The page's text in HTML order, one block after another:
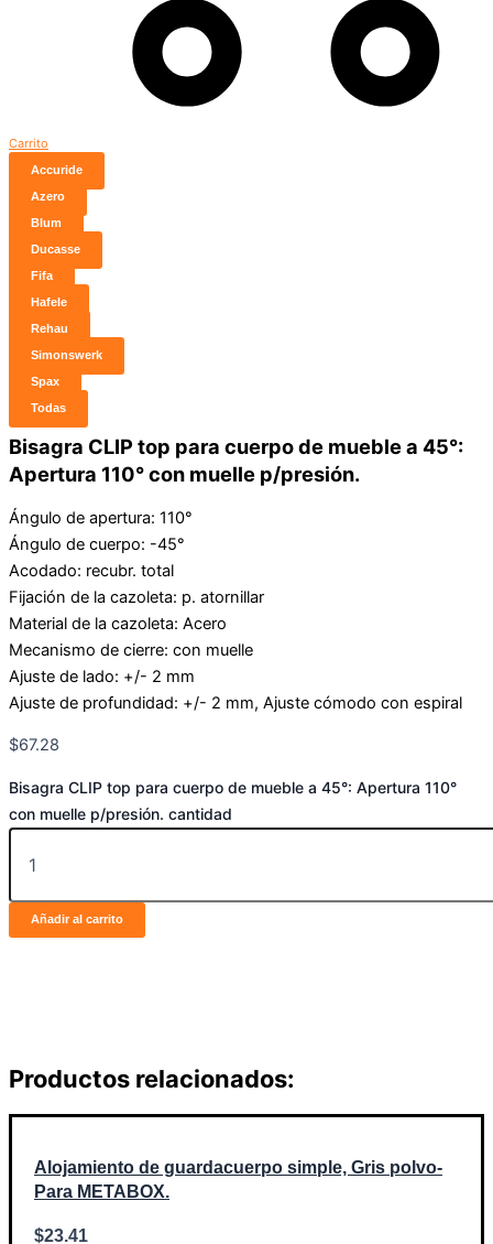
Carrito
Accuride
Azero
Blum
Ducasse
Fifa
Hafele
Rehau
Simonswerk
Spax
Todas
Bisagra CLIP top para cuerpo de mueble a 45°:
Apertura 110° con muelle p/presión.
Ángulo de apertura: 110°
Ángulo de cuerpo: -45°
Acodado: recubr. total
Fijación de la cazoleta: p. atornillar
Material de la cazoleta: Acero
Mecanismo de cierre: con muelle
Ajuste de lado: +/- 2 mm
Ajuste de profundidad: +/- 2 mm, Ajuste cómodo con espiral
$67.28
Bisagra CLIP top para cuerpo de mueble a 45°: Apertura 110°
con muelle p/presión. cantidad
Añadir al carrito
Productos relacionados:
Alojamiento de guardacuerpo simple, Gris polvo-
Para METABOX.
$23.41